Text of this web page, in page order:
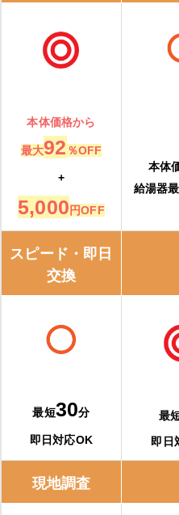
本体価格から
最大92 ％OFF
+
5,000円OFF
本体
給湯器
スピード・即日
交換
最短30分
即日対応OK
最
即日
現地調査